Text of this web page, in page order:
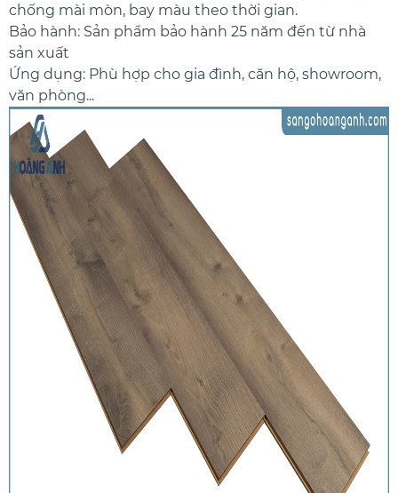
chống mài mòn, bay màu theo thời gian.
Bảo hành: Sản phẩm bảo hành 25 năm đến từ nhà
sản xuất
Ứng dụng: Phù hợp cho gia đình, căn hộ, showroom,
văn phòng...